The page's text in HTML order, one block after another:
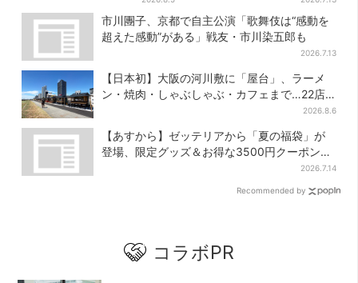
かしい」と喜びの声
当も
市川團子、京都で自主公演「歌舞伎は“感動を
超えた感動”がある」戦友・市川染五郎も
2026.7.13
【日本初】大阪の河川敷に「屋台」、ラーメ
ン・焼肉・しゃぶしゃぶ・カフェまで…22店
2026.8.6
【あすから】ゼッテリアから「夏の福袋」が
登場、限定グッズ＆お得な3500円クーポン付
2026.7.14
Recommended by
コラボPR